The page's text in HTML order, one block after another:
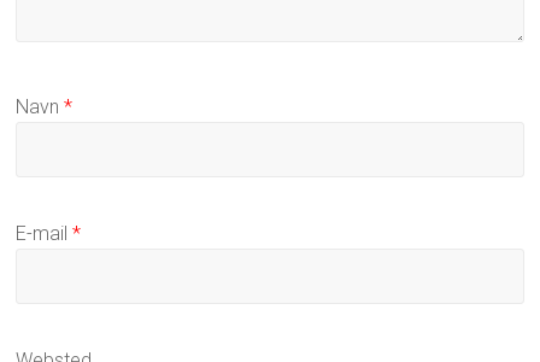
Navn*
E-mail*